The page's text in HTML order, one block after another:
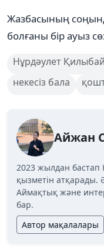
Жазбасының
болғаны бір ауыз
Нұрдәулет Қилыбай
некесіз бала
Айжан
2023 жылдан бастап
қызметін атқарады.
Аймақтық және
бар.
Автор мақалалары